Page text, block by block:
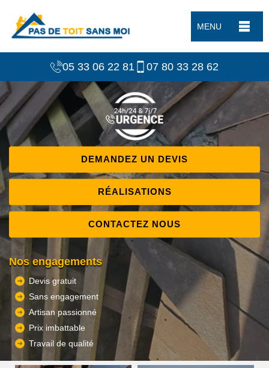
MENU
05 33 06 22 81 07 80 33 28 62
DEMANDEZ UN DEVIS
RÉALISATIONS
CONTACTEZ NOUS
Nos engagements
Devis gratuit
Sans engagement
Artisan passionné
Prix imbattable
Travail de qualité